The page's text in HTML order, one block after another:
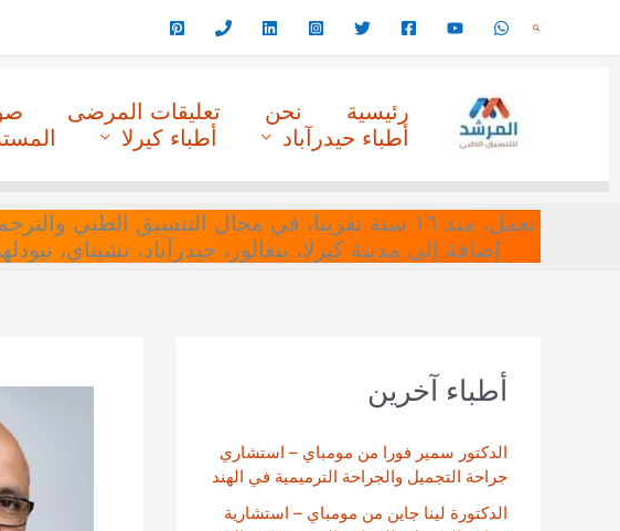
البحث
رئيسية نحن تعليقات المرضى
أطباء حيدرآباد
أطباء كيرلا
نعمل، منذ ١٦ سنة تقريبا، في مجال التنسيق
إضافة إلى مدينة كيرلا، بنغالور، حيدرآباد، تشيناي،
أطباء آخرين
الدكتور سمير فورا من مومباي – استشاري
جراحة التجميل والجراحة الترميمية في الهند
الدكتورة لينا جاين من مومباي – استشارية